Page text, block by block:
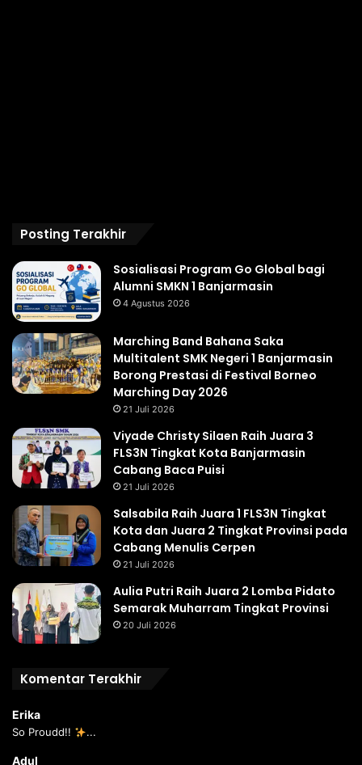
Posting Terakhir
Sosialisasi Program Go Global bagi
Alumni SMKN 1 Banjarmasin
4 Agustus 2026
Marching Band Bahana Saka
Multitalent SMK Negeri 1 Banjarmasin
Borong Prestasi di Festival Borneo
Marching Day 2026
21 Juli 2026
Viyade Christy Silaen Raih Juara 3
FLS3N Tingkat Kota Banjarmasin
Cabang Baca Puisi
21 Juli 2026
Salsabila Raih Juara 1 FLS3N Tingkat
Kota dan Juara 2 Tingkat Provinsi pada
Cabang Menulis Cerpen
21 Juli 2026
Aulia Putri Raih Juara 2 Lomba Pidato
Semarak Muharram Tingkat Provinsi
20 Juli 2026
Komentar Terakhir
Erika
So Proudd!! ...
Adul